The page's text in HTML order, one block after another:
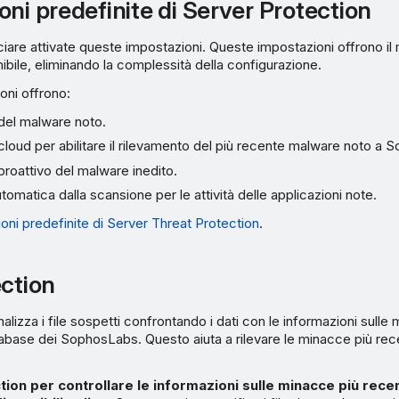
predefinite di Server Protection
attivate queste impostazioni. Queste impostazioni offrono il
eliminando la complessità della configurazione.
offrono:
malware noto.
per abilitare il rilevamento del più recente malware noto a
del malware inedito.
dalla scansione per le attività delle applicazioni note.
predefinite di Server Threat Protection.
i file sospetti confrontando i dati con le informazioni sulle
dei SophosLabs. Questo aiuta a rilevare le minacce più
per controllare le informazioni sulle minacce più